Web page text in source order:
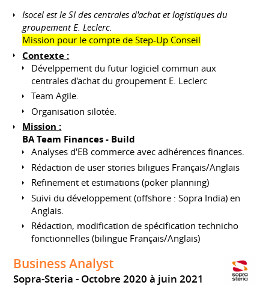
Isocel est le SI des centrales d'achat et logistiques du
groupement E. Leclerc.
Mission pour le compte de Step-Up Conseil
Contexte :
Dévelppement du futur logiciel commun aux
centrales d'achat du groupement E. Leclerc
Team Agile.
Organisation silotée.
Mission :
BA Team Finances - Build
Analyses d'EB commerce avec adhérences finances.
Rédaction de user stories biligues Français/Anglais
Refinement et estimations (poker planning)
Suivi du développement (offshore : Sopra India) en
Anglais.
Rédaction, modification de spécification technicho
fonctionnelles (bilingue Français/Anglais)
Business Analyst
Sopra-Steria Octobre 2020 à juin 2021